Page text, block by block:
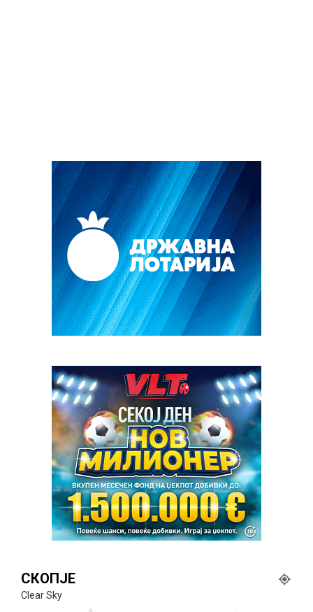
СКОПЈЕ
Clear Sky